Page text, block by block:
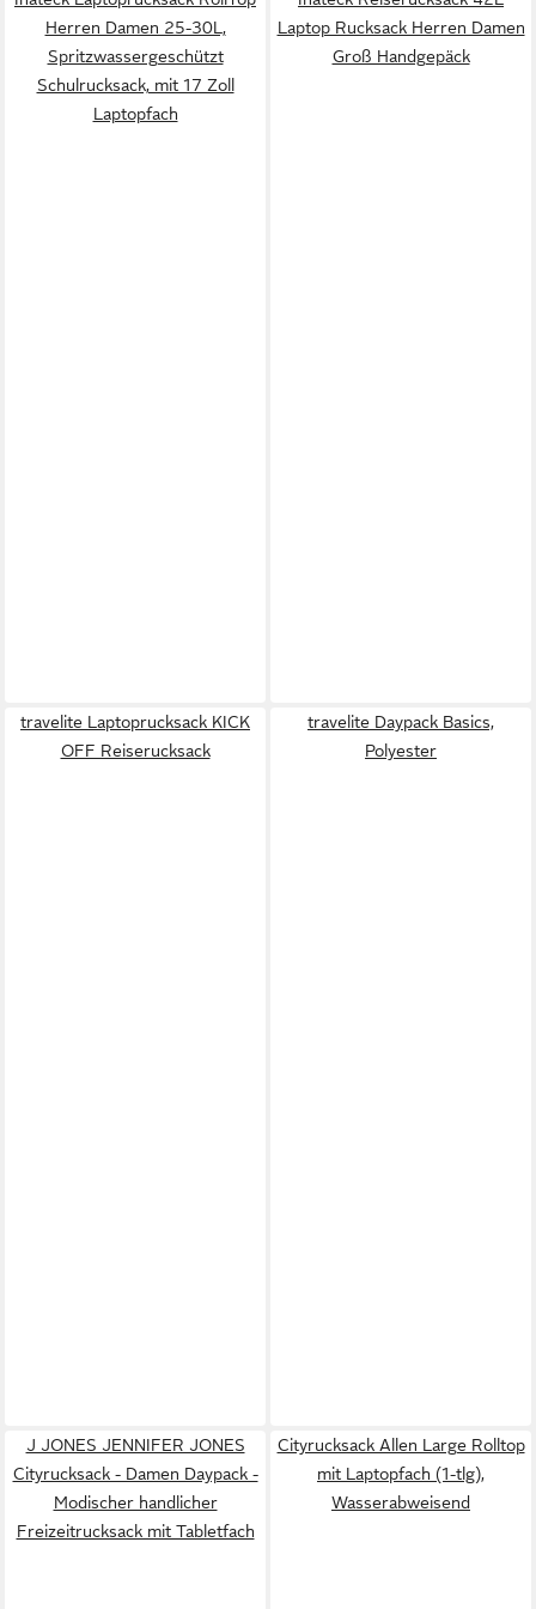
Herren Damen 25-30L,
Spritzwassergeschützt
Schulrucksack, mit 17 Zoll
Laptopfach
Laptop Rucksack Herren Damen
Groß Handgepäck
travelite Laptoprucksack KICK
OFF Reiserucksack
travelite Daypack Basics,
Polyester
J JONES JENNIFER JONES
Cityrucksack - Damen Daypack -
Modischer handlicher
Freizeitrucksack mit Tabletfach
Cityrucksack Allen Large Rolltop
mit Laptopfach (1-tlg),
Wasserabweisend